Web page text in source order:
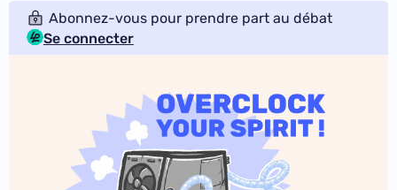
Abonnez-vous pour prendre part au débat
Se connecter